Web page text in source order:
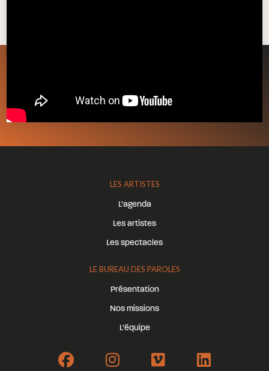
LES ARTISTES
L’agenda
Les artistes
Les spectacles
LE BUREAU DES PAROLES
Présentation
Nos missions
L’équipe